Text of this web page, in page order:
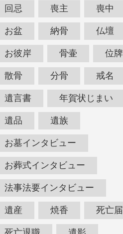
回忌 喪主 喪中
お盆 納骨 仏壇
お彼岸 骨壷 位牌
散骨 分骨 戒名
遺言書 年賀状じまい
遺品 遺族
お墓インタビュー
お葬式インタビュー
法事法要インタビュー
遺産 焼香 死亡届